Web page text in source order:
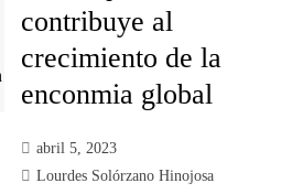
contribuye al
crecimiento de la
enconmia global
abril 5, 2023
Lourdes Solórzano Hinojosa